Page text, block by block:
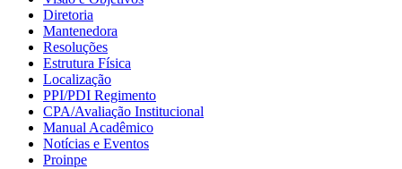
Diretoria
Mantenedora
Resoluções
Estrutura Física
Localização
PPI/PDI Regimento
CPA/Avaliação Institucional
Manual Acadêmico
Notícias e Eventos
Proinpe